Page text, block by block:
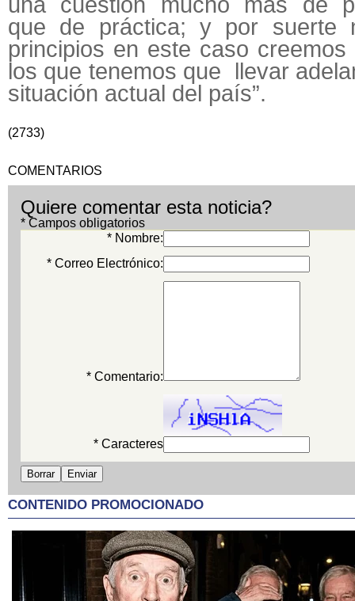
que de práctica; y por suerte
principios en este caso creemos
los que tenemos que llevar
situación actual del país”.
(2733)
COMENTARIOS
Quiere comentar esta noticia?
* Campos obligatorios
* Nombre:
* Correo Electrónico:
* Comentario:
* Caracteres